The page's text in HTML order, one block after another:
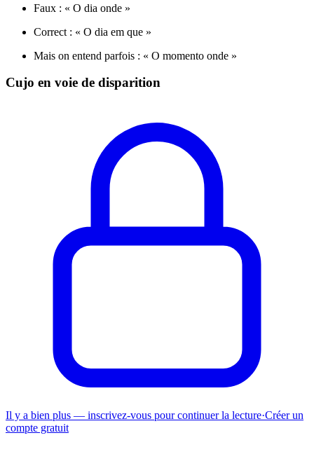
Faux : « O dia onde »
Correct : « O dia em que »
Mais on entend parfois : « O momento onde »
Cujo en voie de disparition
Il y a bien plus — inscrivez-vous pour continuer la lecture·Créer un
compte gratuit